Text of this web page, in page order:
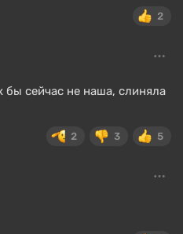
2
бы сейчас не наша, слиняла
2 3 5